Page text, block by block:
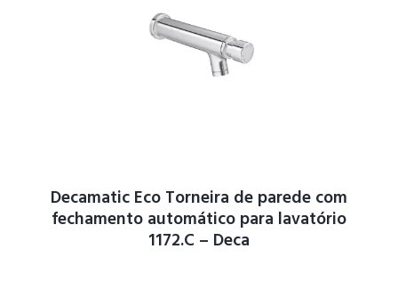
Decamatic Eco Torneira de parede com
fechamento automático para lavatório
1172.C – Deca